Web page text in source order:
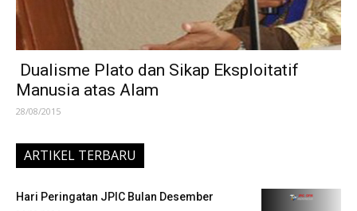
Dualisme Plato dan Sikap Eksploitatif
Manusia atas Alam
28/08/2015
ARTIKEL TERBARU
Hari Peringatan JPIC Bulan Desember